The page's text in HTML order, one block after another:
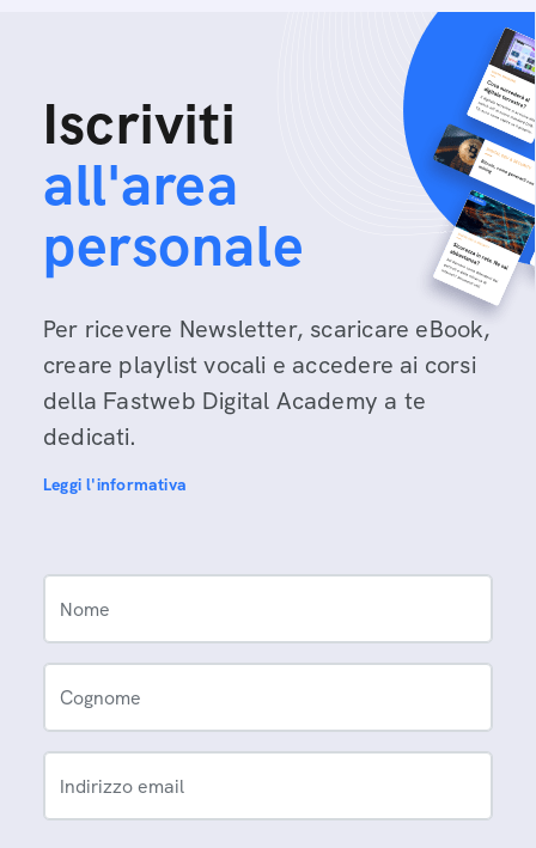
Iscriviti
all'area
personale
Per ricevere Newsletter, scaricare eBook,
creare playlist vocali e accedere ai corsi
della Fastweb Digital Academy a te
dedicati.
Leggi l'informativa
Nome
Cognome
Indirizzo email